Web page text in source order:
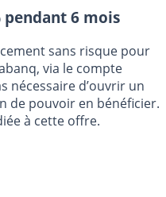
pendant 6 mois
sans risque pour
via le compte
nécessaire d’ouvrir un
pouvoir en bénéficier.
à cette offre.